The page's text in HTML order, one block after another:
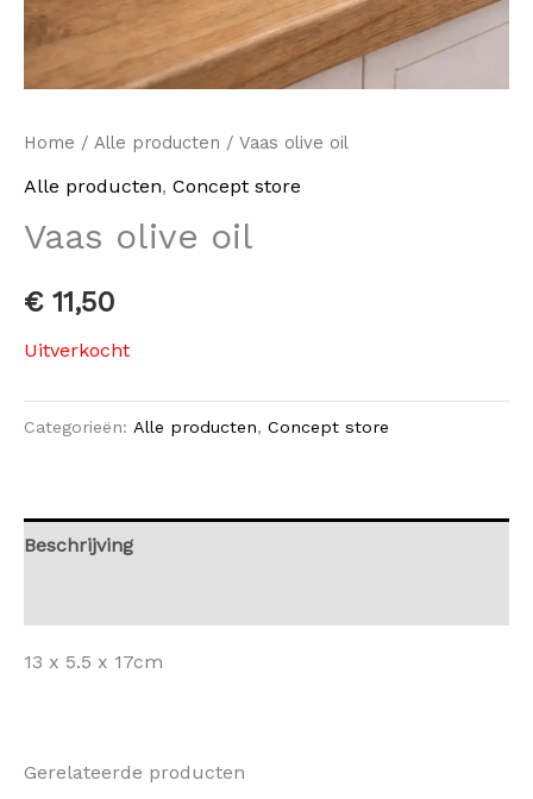
Home / Alle producten / Vaas olive oil
Alle producten, Concept store
Vaas olive oil
€11,50
Uitverkocht
Categorieën: Alle producten, Concept store
Beschrijving
13 x 5.5 x 17cm
Gerelateerde producten